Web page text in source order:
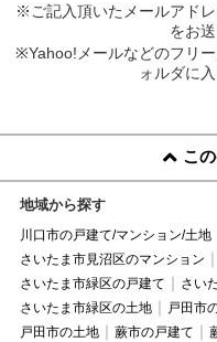
※ご記入頂いたメールアド
をお
※Yahoo!メールなどのフリ
ォルダに
こ
地域から探す
川口市の戸建て/マンション/土地
さいたま市見沼区のマンション
さいたま市緑区の戸建て
さい
さいたま市緑区の土地
戸田市
戸田市の土地
蕨市の戸建て